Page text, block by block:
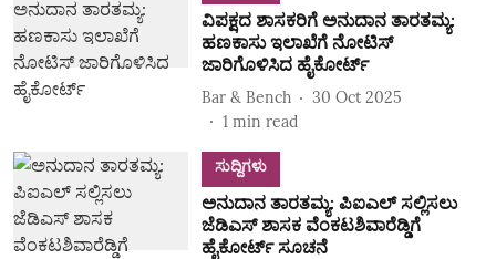
ವಿಪಕ್ಷದ ಶಾಸಕರಿಗೆ ಅನುದಾನ ತಾರತಮ್ಯ:
ಹಣಕಾಸು ಇಲಾಖೆಗೆ ನೋಟಿಸ್‌
ಜಾರಿಗೊಳಿಸಿದ ಹೈಕೋರ್ಟ್‌
Bar & Bench
30 Oct 2025
1 min read
ಸುದ್ದಿಗಳು
ಅನುದಾನ ತಾರತಮ್ಯ: ಪಿಐಎಲ್‌ ಸಲ್ಲಿಸಲು
ಜೆಡಿಎಸ್‌ ಶಾಸಕ ವೆಂಕಟಶಿವಾರೆಡ್ಡಿಗೆ
ಹೈಕೋರ್ಟ್‌ ಸೂಚನೆ